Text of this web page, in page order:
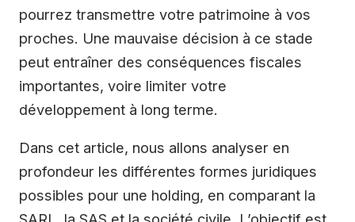
pourrez transmettre votre patrimoine à vos
proches. Une mauvaise décision à ce stade
peut entraîner des conséquences fiscales
importantes, voire limiter votre
développement à long terme.
Dans cet article, nous allons analyser en
profondeur les différentes formes juridiques
possibles pour une holding, en comparant la
SARL, la SAS et la société civile. L’objectif est